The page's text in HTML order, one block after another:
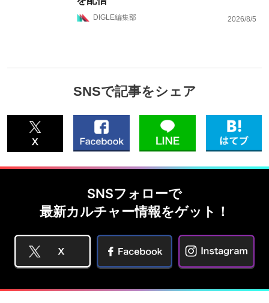
DIGLE編集部 2026/8/5
SNSで記事をシェア
SNSフォローで
最新カルチャー情報をゲット！